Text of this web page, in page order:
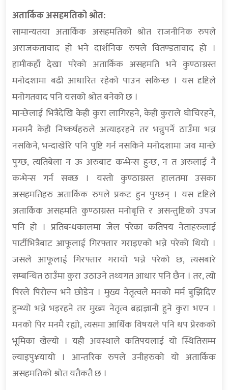
अतार्किक असहमतिको श्रोत:
सामान्यतया अतार्किक असहमतिको श्रोत राजनीनिक रुपले
अराजकतावाद हो भने दार्शनिक रुपले वितण्डतावाद हो ।
हामीकहाँ देखा परेको अतार्किक असहमति भने कुण्ठाग्रस्त
मनोदशामा बढी आधारित रहेको पाउन सकिन्छ । यस दृष्टिले
मनोगतवाद पनि यसको श्रोत बनेको छ ।
मान्छेलाई भित्रैदेखि केही कुरा लागिरहने, केही कुराले घोचिरहने,
मनमनै केही निष्कर्षहरुले अत्याइरहने तर भन्नुपर्ने ठाउँमा भन्न
नसकिने, भन्दाखेरि पनि पुष्टि गर्न नसकिने मनोदशामा जव मान्छे
पुग्छ, त्यतिबेला न ऊ अरुबाट कन्भेन्स हुन्छ, न त अरुलाई नै
कन्भेन्स गर्न सक्छ । यस्तो कुण्ठाग्रस्त हालतमा उसका
असहमतिहरु अतार्किक रुपले प्रकट हुन पुग्छन् । यस दृष्टिले
अतार्किक असहमति कुण्ठाग्रस्त मनोबृत्ति र असन्तुष्टिको उपज
पनि हो । प्रतिबन्धकालमा जेल परेका कतिपय नेताहरुलाई
पार्टीभित्रैबाट आफूलाई गिरफ्तार गराइएको भन्ने परेको थियो ।
जसले आफूलाई गिरफ्तार गरायो भन्ने परेको छ, त्यसबारे
सम्बन्धित ठाउँमा कुरा उठाउने तथ्यगत आधार पनि छैन । तर, त्यो
पिरले पिरोल्न भने छोडेन । मुख्य नेतृत्वले मनको मर्म बुझिदिए
हुन्थ्यो भन्ने भइरहने तर मुख्य नेतृत्व ब्रह्मज्ञानी हुने कुरा भएन ।
मनको पिर मनमै रह्यो, त्यसमा आर्थिक विषयले पनि थप प्रेरकको
भूमिका खेल्यो । यहीे अवस्थाले कतिपयलाई यो स्थितिसम्म
ल्याइपु¥यायो । आन्तरिक रुपले उनीहरुको यो अतार्किक
असहमतिको श्रोत यतैकतै छ ।